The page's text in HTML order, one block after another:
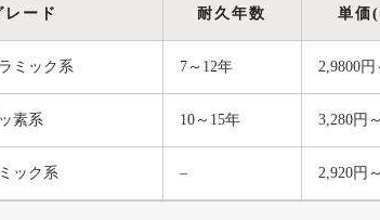
レード 耐久年数 単価
ミック系 7～12年 2,9800円
素系 10～15年 3,280円～
ック系 – 2,920円～